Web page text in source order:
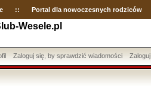
:: Portal dla nowoczesnych rodziców
Wesele.pl
Zaloguj się, by sprawdzić wiadomości Zaloguj